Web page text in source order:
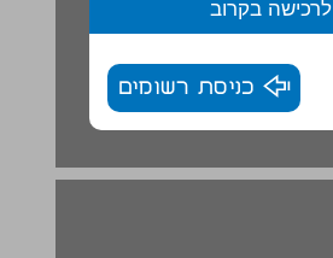
לרכישה בקרוב
כניסת רשומים